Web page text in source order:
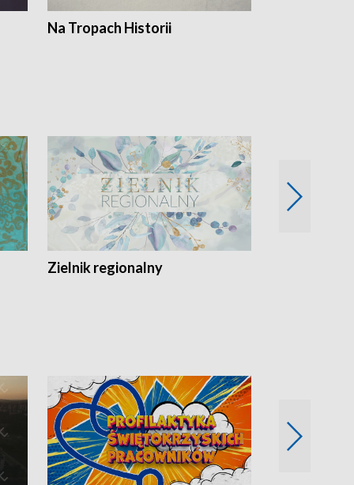
Na Tropach Historii
Zielnik regionalny